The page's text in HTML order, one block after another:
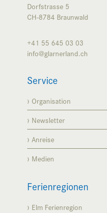
Dorfstrasse 5
CH-8784 Braunwald
+41 55 645 03 03
info@glarnerland.ch
Service
Organisation
Newsletter
Anreise
Medien
Ferienregionen
Elm Ferienregion